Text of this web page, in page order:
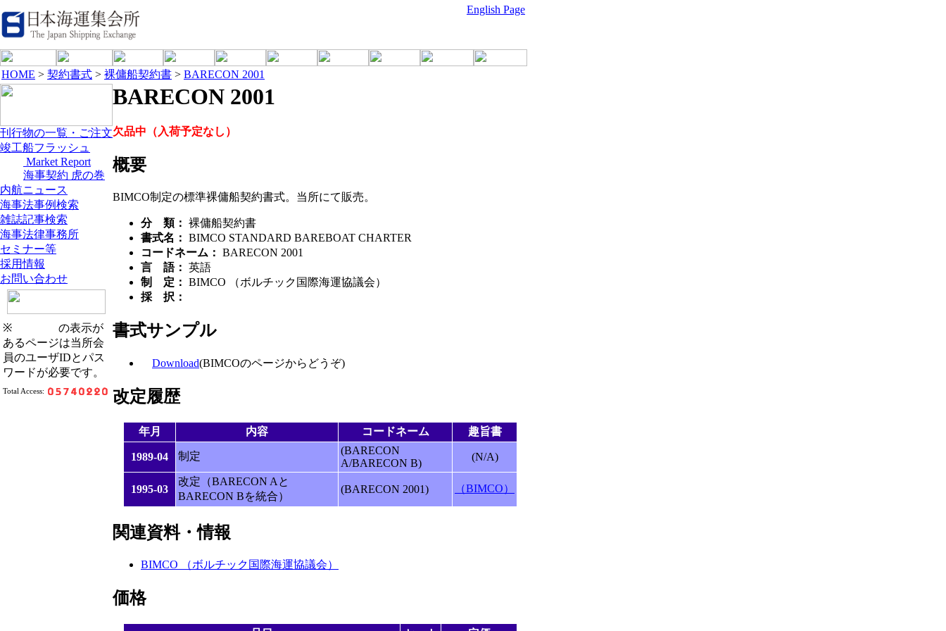
English Page
HOME > 契約書式 > 裸傭船契約書 > BARECON 2001
刊行物の一覧・ご注文
竣工船フラッシュ
Market Report
海事契約 虎の巻
内航ニュース
海事法事例検索
雑誌記事検索
海事法律事務所
セミナー等
採用情報
お問い合わせ
※
の表示が
あるページは当所会
員のユーザIDとパス
ワードが必要です。
Total Access:
BARECON 2001
欠品中（入荷予定なし）
概要
BIMCO制定の標準裸傭船契約書式。当所にて販売。
分 類： 裸傭船契約書
書式名： BIMCO STANDARD BAREBOAT CHARTER
コードネーム： BARECON 2001
言 語： 英語
制 定： BIMCO （ボルチック国際海運協議会）
採 択：
書式サンプル
Download(BIMCOのページからどうぞ)
改定履歴
年月 内容 コードネーム 趣旨書
1989-04 制定
(BARECON
A/BARECON B)
(N/A)
1995-03
改定（BARECON Aと
BARECON Bを統合）
(BARECON 2001) （BIMCO）
関連資料・情報
BIMCO （ボルチック国際海運協議会）
価格